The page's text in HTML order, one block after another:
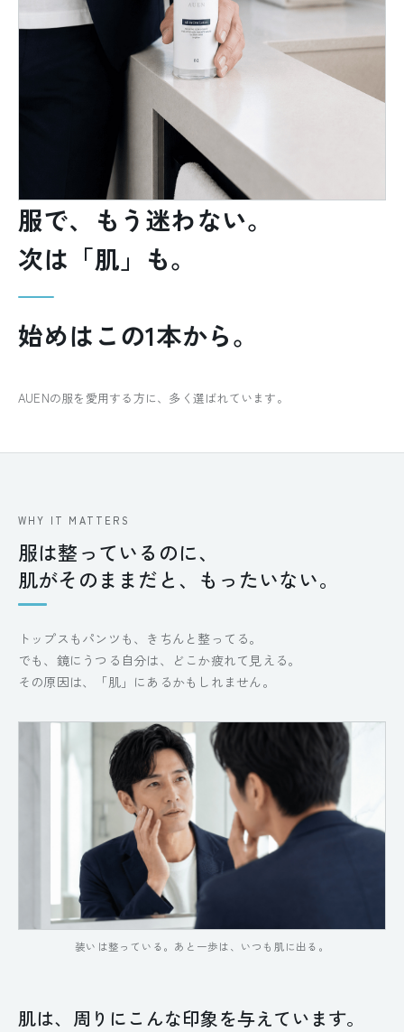
服で、もう迷わない。
次は「肌」も。
始めはこの1本から。
AUENの服を愛用する方に、多く選ばれています。
WHY IT MATTERS
服は整っているのに、
肌がそのままだと、もったいない。
トップスもパンツも、きちんと整ってる。
でも、鏡にうつる自分は、どこか疲れて見える。
その原因は、「肌」にあるかもしれません。
装いは整っている。あと一歩は、いつも肌に出る。
肌は、周りにこんな印象を与えています。